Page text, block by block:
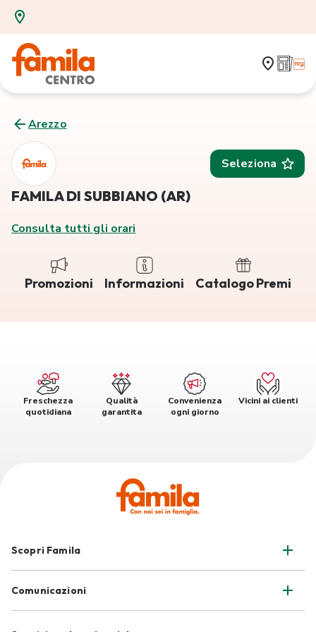
Arezzo
Seleziona
FAMILA DI SUBBIANO (AR)
Consulta tutti gli orari
Promozioni Informazioni Catalogo Premi
Freschezza
quotidiana
Qualità
garantita
Convenienza
ogni giorno
Vicini ai clienti
Scopri Famila
Comunicazioni